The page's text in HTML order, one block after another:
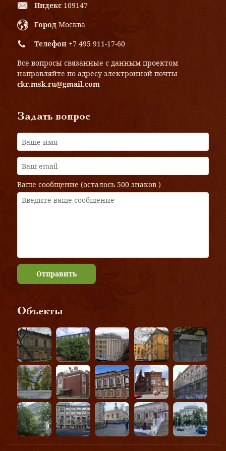
Индекс 109147
Город Москва
Телефон +7 495 911-17-60
Все вопросы связанные с данным проектом
направляйте по адресу электронной почты
ckr.msk.ru@gmail.com
Задать вопрос
Ваше сообщение (осталось 500 знаков )
Отправить
Объекты